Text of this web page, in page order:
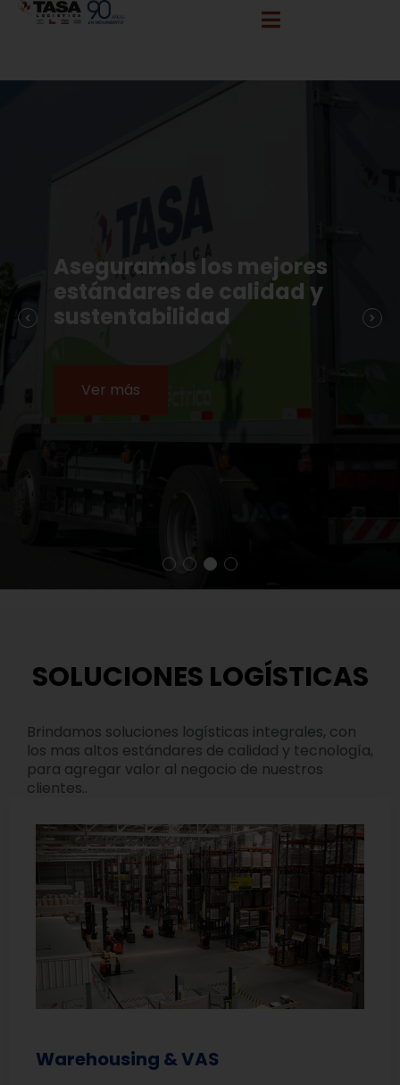
info@tasalogistica.com comercial@tasalogistica.com
Aseguramos los mejores
estándares de calidad y
sustentabilidad
Ver más
SOLUCIONES LOGÍSTICAS
Brindamos soluciones logísticas integrales, con
los mas altos estándares de calidad y tecnología,
para agregar valor al negocio de nuestros
clientes..
Warehousing & VAS